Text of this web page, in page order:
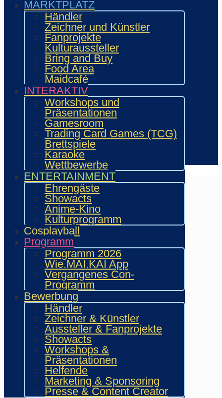
MARKTPLATZ
Händler
Zeichner und Künstler
Fanprojekte
Kulturaussteller
Bring and Buy
Food Area
Maidcafé
INTERAKTIV
Workshops und
Präsentationen
Gamesroom
Trading Card Games (TCG)
Brettspiele
Karaoke
Wettbewerbe
ENTERTAINMENT
Ehrengäste
Showacts
Anime-Kino
Kulturprogramm
Cosplayball
Programm
Programm 2026
Wie.MAI.KAI App
Vergangenes Con-
Programm
Bewerbung
Händler
Zeichner & Künstler
Aussteller & Fanprojekte
Showacts
Workshops &
Präsentationen
Helfende
Marketing & Sponsoring
Presse & Content Creator
Programm
Programm 2026
Wie.MAI.KAI App
Vergangenes Con-Programm
Bewerbung
Händler
Zeichner & Künstler
Aussteller & Fanprojekte
Showacts
Workshops & Präsentationen
Helfende
Marketing & Sponsoring
Presse & Content Creator
Verein wie.mai.kai e. V
Kontakt